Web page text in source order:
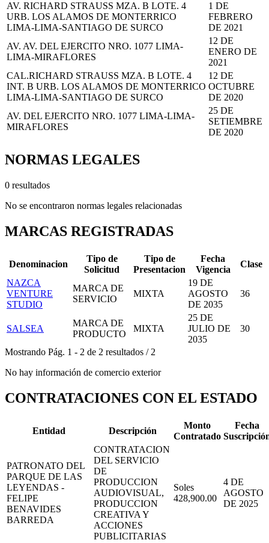
AV. RICHARD STRAUSS MZA. B LOTE. 4
URB. LOS ALAMOS DE MONTERRICO
LIMA-LIMA-SANTIAGO DE SURCO
1 DE
FEBRERO
DE 2021
AV. AV. DEL EJERCITO NRO. 1077 LIMA-
LIMA-MIRAFLORES
12 DE
ENERO DE
2021
CAL.RICHARD STRAUSS MZA. B LOTE. 4
INT. B URB. LOS ALAMOS DE MONTERRICO
LIMA-LIMA-SANTIAGO DE SURCO
12 DE
OCTUBRE
DE 2020
AV. DEL EJERCITO NRO. 1077 LIMA-LIMA-
MIRAFLORES
25 DE
SETIEMBRE
DE 2020
NORMAS LEGALES
0 resultados
No se encontraron normas legales relacionadas
MARCAS REGISTRADAS
Denominacion
Tipo de
Solicitud
Tipo de
Presentacion
Fecha
Vigencia
Clase
NAZCA
VENTURE
STUDIO
MARCA DE
SERVICIO
MIXTA
19 DE
AGOSTO
DE 2035
36
SALSEA
MARCA DE
PRODUCTO
MIXTA
25 DE
JULIO DE
2035
30
Mostrando Pág. 1 - 2 de 2 resultados / 2
No hay información de comercio exterior
CONTRATACIONES CON EL ESTADO
Entidad Descripción
Monto
Contratado
Fecha
PATRONATO DEL
PARQUE DE LAS
LEYENDAS -
FELIPE
BENAVIDES
BARREDA
CONTRATACION
DEL SERVICIO
DE
PRODUCCION
AUDIOVISUAL,
PRODUCCION
CREATIVA Y
ACCIONES
PUBLICITARIAS
Soles
428,900.00
4 DE
AGOSTO
DE 2025